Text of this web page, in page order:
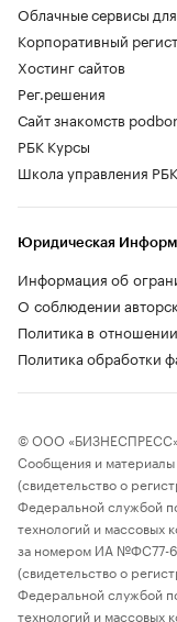
Облачные сервисы
Корпоративный
Хостинг сайтов
Рег.решения
Сайт знакомств
РБК Курсы
Школа управления РБК
Юридическая
Информация об
О соблюдении
Политика в
Политика обработки
© ООО
Сообщения и материалы
(свидетельство о
Федеральной службой
технологий и массовых
за номером ИА №ФС77-
(свидетельство о
Федеральной службой
технологий и массовых